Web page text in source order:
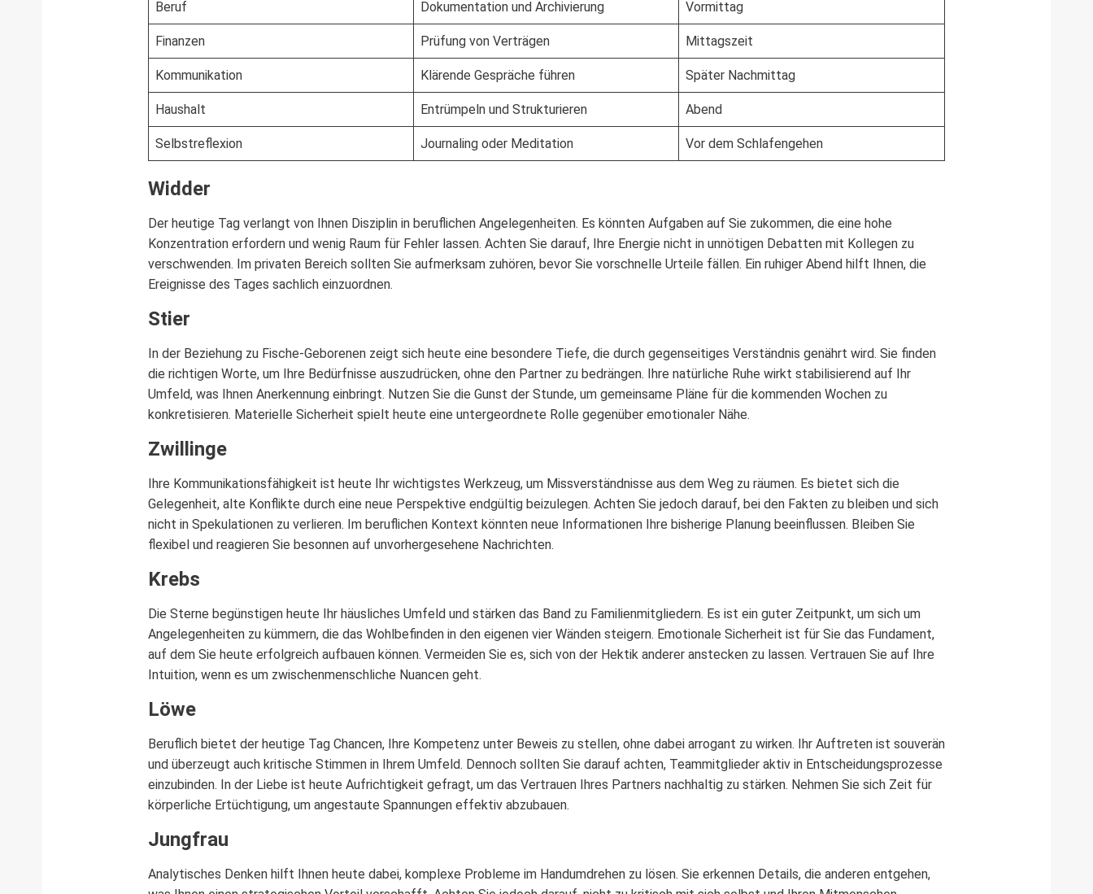
Beruf Dokumentation und Archivierung Vormittag
Finanzen Prüfung von Verträgen Mittagszeit
Kommunikation Klärende Gespräche führen Später Nachmittag
Haushalt Entrümpeln und Strukturieren Abend
Selbstreflexion Journaling oder Meditation Vor dem Schlafengehen
Widder
Der heutige Tag verlangt von Ihnen Disziplin in beruflichen Angelegenheiten. Es könnten Aufgaben auf Sie zukommen, die eine hohe
Konzentration erfordern und wenig Raum für Fehler lassen. Achten Sie darauf, Ihre Energie nicht in unnötigen Debatten mit Kollegen zu
verschwenden. Im privaten Bereich sollten Sie aufmerksam zuhören, bevor Sie vorschnelle Urteile fällen. Ein ruhiger Abend hilft Ihnen, die
Ereignisse des Tages sachlich einzuordnen.
Stier
In der Beziehung zu Fische-Geborenen zeigt sich heute eine besondere Tiefe, die durch gegenseitiges Verständnis genährt wird. Sie finden
die richtigen Worte, um Ihre Bedürfnisse auszudrücken, ohne den Partner zu bedrängen. Ihre natürliche Ruhe wirkt stabilisierend auf Ihr
Umfeld, was Ihnen Anerkennung einbringt. Nutzen Sie die Gunst der Stunde, um gemeinsame Pläne für die kommenden Wochen zu
konkretisieren. Materielle Sicherheit spielt heute eine untergeordnete Rolle gegenüber emotionaler Nähe.
Zwillinge
Ihre Kommunikationsfähigkeit ist heute Ihr wichtigstes Werkzeug, um Missverständnisse aus dem Weg zu räumen. Es bietet sich die
Gelegenheit, alte Konflikte durch eine neue Perspektive endgültig beizulegen. Achten Sie jedoch darauf, bei den Fakten zu bleiben und sich
nicht in Spekulationen zu verlieren. Im beruflichen Kontext könnten neue Informationen Ihre bisherige Planung beeinflussen. Bleiben Sie
flexibel und reagieren Sie besonnen auf unvorhergesehene Nachrichten.
Krebs
Die Sterne begünstigen heute Ihr häusliches Umfeld und stärken das Band zu Familienmitgliedern. Es ist ein guter Zeitpunkt, um sich um
Angelegenheiten zu kümmern, die das Wohlbefinden in den eigenen vier Wänden steigern. Emotionale Sicherheit ist für Sie das Fundament,
auf dem Sie heute erfolgreich aufbauen können. Vermeiden Sie es, sich von der Hektik anderer anstecken zu lassen. Vertrauen Sie auf Ihre
Intuition, wenn es um zwischenmenschliche Nuancen geht.
Löwe
Beruflich bietet der heutige Tag Chancen, Ihre Kompetenz unter Beweis zu stellen, ohne dabei arrogant zu wirken. Ihr Auftreten ist souverän
und überzeugt auch kritische Stimmen in Ihrem Umfeld. Dennoch sollten Sie darauf achten, Teammitglieder aktiv in Entscheidungsprozesse
einzubinden. In der Liebe ist heute Aufrichtigkeit gefragt, um das Vertrauen Ihres Partners nachhaltig zu stärken. Nehmen Sie sich Zeit für
körperliche Ertüchtigung, um angestaute Spannungen effektiv abzubauen.
Jungfrau
Analytisches Denken hilft Ihnen heute dabei, komplexe Probleme im Handumdrehen zu lösen. Sie erkennen Details, die anderen entgehen,